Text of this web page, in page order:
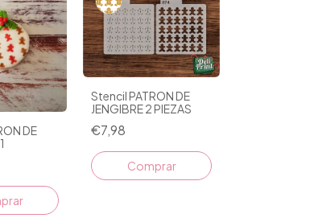
DE
Stencil PATRON DE
JENGIBRE 2 PIEZAS
€7,98